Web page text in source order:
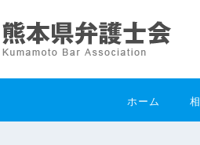
ホーム